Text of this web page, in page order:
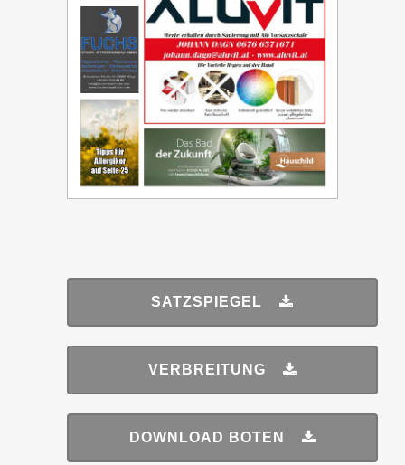
SATZSPIEGEL
VERBREITUNG
DOWNLOAD BOTEN